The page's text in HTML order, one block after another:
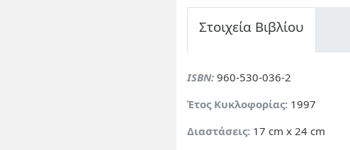
Στοιχεία Βιβλίου
ISBN: 960-530-036-2
Έτος Κυκλοφορίας: 1997
Διαστάσεις: 17 cm x 24 cm